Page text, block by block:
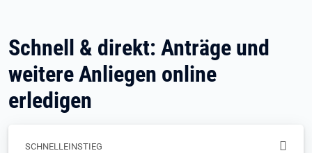
Schnell & direkt: Anträge und
weitere Anliegen online
erledigen
SCHNELLEINSTIEG